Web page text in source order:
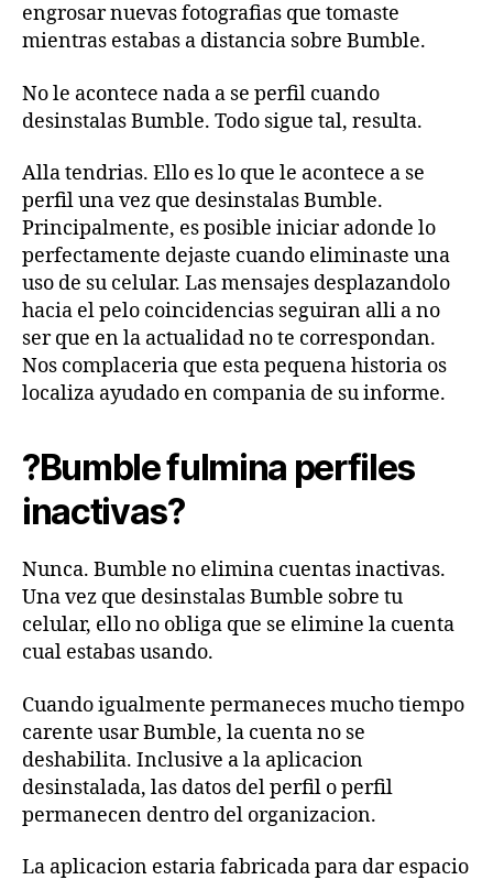
engrosar nuevas fotografias que tomaste
mientras estabas a distancia sobre Bumble.
No le acontece nada a se perfil cuando
desinstalas Bumble. Todo sigue tal, resulta.
Alla tendri­as. Ello es lo que le acontece a se
perfil una vez que desinstalas Bumble.
Principalmente, es posible iniciar adonde lo
perfectamente dejaste cuando eliminaste una
uso de su celular. Las mensajes desplazandolo
hacia el pelo coincidencias seguiran alli a no
ser que en la actualidad no te correspondan.
Nos complaceria que esta pequena historia os
localiza ayudado en compania de su informe.
?Bumble fulmina perfiles
inactivas?
Nunca. Bumble no elimina cuentas inactivas.
Una vez que desinstalas Bumble sobre tu
celular, ello no obliga que se elimine la cuenta
cual estabas usando.
Cuando igualmente permaneces mucho tiempo
carente usar Bumble, la cuenta no se
deshabilita. Inclusive a la aplicacion
desinstalada, las datos del perfil o perfil
permanecen dentro del organizacion.
La aplicacion estaria fabricada para dar espacio